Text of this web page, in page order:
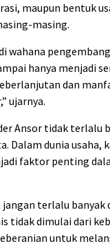
maupun bentuk
masing.
wahana
hanya menjadi
dan
ujarnya.
Ansor tidak terlalu
Dalam dunia usaha,
faktor penting
terlalu banyak
tidak dimulai dari
untuk